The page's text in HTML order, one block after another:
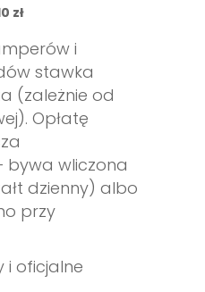
zł
i
stawka
(zależnie od
Opłatę
bywa wliczona
dzienny) albo
przy
i oficjalne